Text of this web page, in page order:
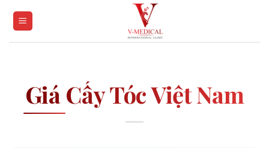
Giá Cấy Tóc Việt Nam